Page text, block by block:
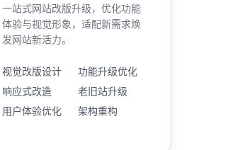
一站式网站改版升级，优化功能
体验与视觉形象，适配新需求焕
发网站新活力。
视觉改版设计
功能升级优化
响应式改造
老旧站升级
用户体验优化
架构重构